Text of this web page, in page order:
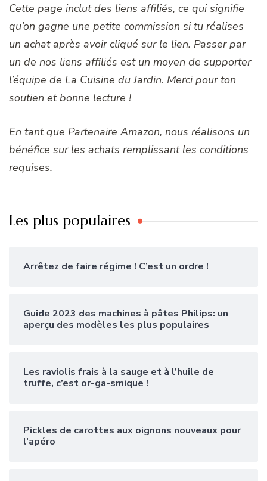
Cette page inclut des liens affiliés, ce qui signifie
qu’on gagne une petite commission si tu réalises
un achat après avoir cliqué sur le lien. Passer par
un de nos liens affiliés est un moyen de supporter
l’équipe de La Cuisine du Jardin. Merci pour ton
soutien et bonne lecture !
En tant que Partenaire Amazon, nous réalisons un
bénéfice sur les achats remplissant les conditions
requises.
Les plus populaires
Arrêtez de faire régime ! C’est un ordre !
Guide 2023 des machines à pâtes Philips: un
aperçu des modèles les plus populaires
Les raviolis frais à la sauge et à l’huile de
truffe, c’est or-ga-smique !
Pickles de carottes aux oignons nouveaux pour
l’apéro